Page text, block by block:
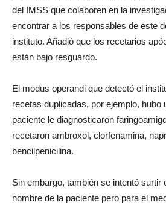
del IMSS que colaboren en la
encontrar a los responsables de este
instituto. Añadió que los recetarios
están bajo resguardo.
El modus operandi que detectó el
recetas duplicadas, por ejemplo, hubo
paciente le diagnosticaron
recetaron ambroxol, clorfenamina,
bencilpenicilina.
Sin embargo, también se intentó surtir
nombre de la paciente pero para el